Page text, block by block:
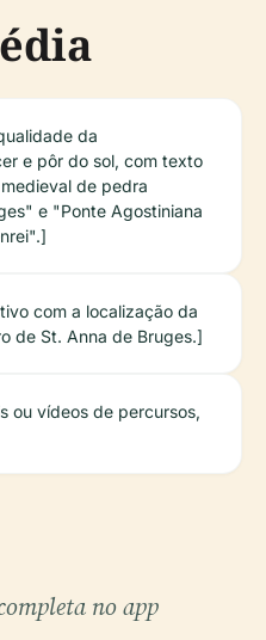
da
e pôr do sol, com texto
de pedra
e "Ponte Agostiniana
com a localização da
de St. Anna de Bruges.]
ou vídeos de percursos,
no app